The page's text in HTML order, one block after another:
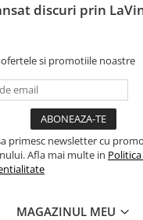
discuri prin
si promotiile noastre
primesc newsletter cu
Afla mai multe in
MAGAZINUL MEU